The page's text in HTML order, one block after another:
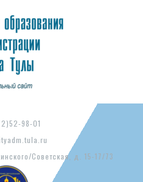
98-01
Советская, д. 15-17/73